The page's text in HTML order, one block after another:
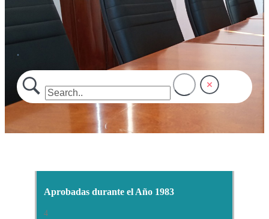
.
Aprobadas durante el Año 1983
4